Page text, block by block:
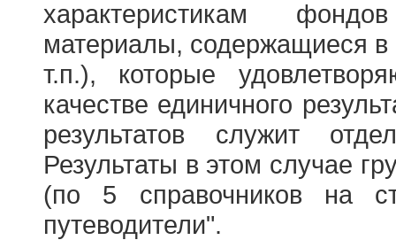
характеристикам
материалы, содержащиеся в
т.п.), которые
качестве единичного
результатов служит
Результаты в этом случае
(по 5 справочников на
путеводители".